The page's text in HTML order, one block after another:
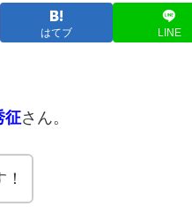
はてブ LINE
征さん。